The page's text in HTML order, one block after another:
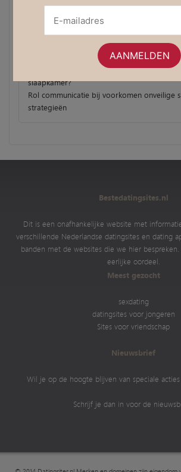
Zo worden jouw dates een groot succes!
Succesverhalen van online daten
Het is nooit te laat om te daten!
Tips om daten leuker én makkelijker te maken
Hoe bereiken man en vrouw de ultieme
slaapkamer?
Rol communicatie bij voorkomen onveilige
strategieën
Bestedatingsites.nl
Dit is een onafhankelijke website met
verschillende Nederlandse datingsites en dating
banden met de websites die we hier
eerlijke oordeel.
Meest gezocht
sexdating
datingsites voor jongeren
Sites voor vriendschap
Nieuwsbrief
Wil je op de hoogte blijven van speciale
Schrijf je dan in voor de